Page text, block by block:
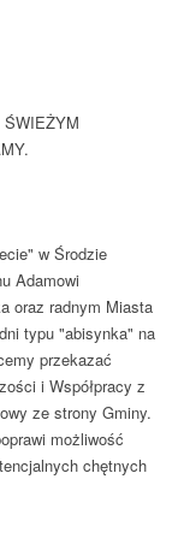
w Środzie
Adamowi
oraz radnym Miasta
typu "abisynka" na
przekazać
i Współpracy z
ze strony Gminy.
możliwość
chętnych